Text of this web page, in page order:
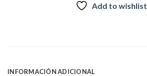
Add to wishlist
INFORMACIÓN ADICIONAL